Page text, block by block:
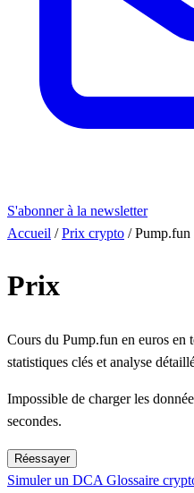
S'abonner à la newsletter
Accueil / Prix crypto / Pump.fun
Prix
Cours du Pump.fun en euros en
statistiques clés et analyse
Impossible de charger les
secondes.
Réessayer
Simuler un DCA Glossaire